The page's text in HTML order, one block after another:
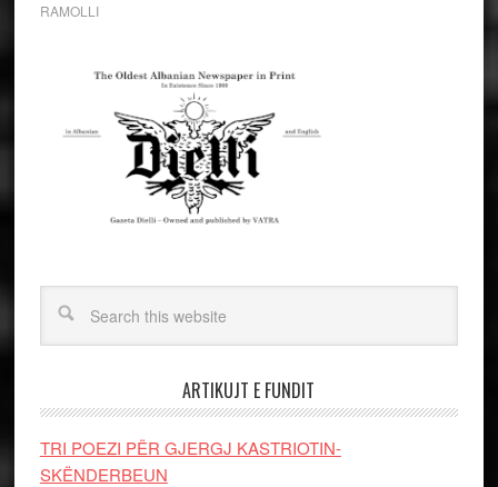
RAMOLLI
ARTIKUJT E FUNDIT
TRI POEZI PËR GJERGJ KASTRIOTIN-
SKËNDERBEUN